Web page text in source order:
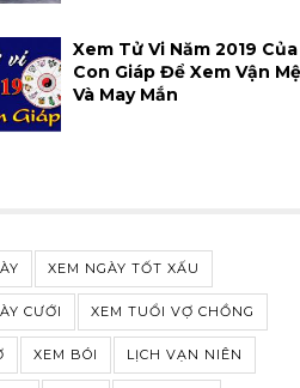
Xem Tử Vi Năm 2019 Của
Con Giáp Để Xem Vận
Và May Mắn
XEM NGÀY TỐT XẤU
CƯỚI XEM TUỔI VỢ CHỒNG
XEM BÓI LỊCH VẠN NIÊN